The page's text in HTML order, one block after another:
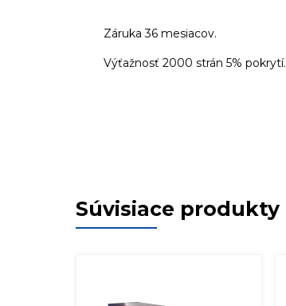
Záruka 36 mesiacov.
Výťažnosť 2000 strán 5% pokrytí.
Súvisiace produkty